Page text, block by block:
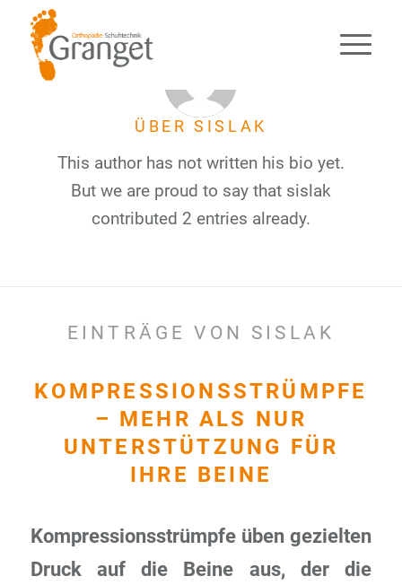
ÜBERSISLAK
This author has not written his bio yet.
But we are proud to say that sislak
contributed 2 entries already.
EINTRÄGE VON SISLAK
KOMPRESSIONSSTRÜMPFE
– MEHR ALS NUR
UNTERSTÜTZUNG FÜR
IHRE BEINE
Kompressionsstrümpfe üben gezielten
Druck auf die Beine aus, der die